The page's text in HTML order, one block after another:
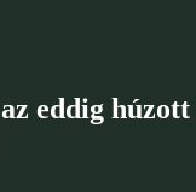
eddig húzott